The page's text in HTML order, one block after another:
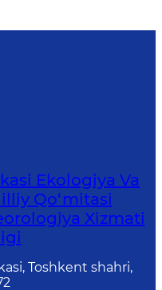
Ekologiya Va
Qo‘mitasi
Xizmati
Toshkent shahri,